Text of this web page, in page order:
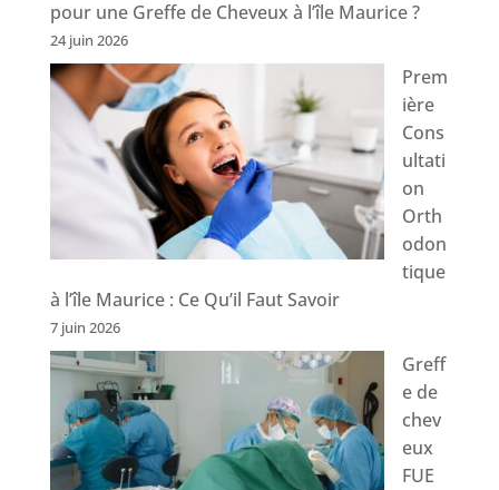
pour une Greffe de Cheveux à l’île Maurice ?
24 juin 2026
Prem
ière
Cons
ultati
on
Orth
odon
tique
à l’île Maurice : Ce Qu’il Faut Savoir
7 juin 2026
Greff
e de
chev
eux
FUE